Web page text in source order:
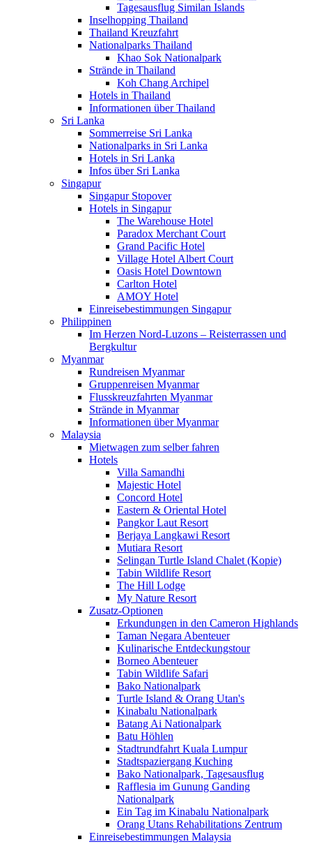
Tagesausflug Similan Islands
Inselhopping Thailand
Thailand Kreuzfahrt
Nationalparks Thailand
Khao Sok Nationalpark
Strände in Thailand
Koh Chang Archipel
Hotels in Thailand
Informationen über Thailand
Sri Lanka
Sommerreise Sri Lanka
Nationalparks in Sri Lanka
Hotels in Sri Lanka
Infos über Sri Lanka
Singapur
Singapur Stopover
Hotels in Singapur
The Warehouse Hotel
Paradox Merchant Court
Grand Pacific Hotel
Village Hotel Albert Court
Oasis Hotel Downtown
Carlton Hotel
AMOY Hotel
Einreisebestimmungen Singapur
Philippinen
Im Herzen Nord-Luzons – Reisterrassen und
Bergkultur
Myanmar
Rundreisen Myanmar
Gruppenreisen Myanmar
Flusskreuzfahrten Myanmar
Strände in Myanmar
Informationen über Myanmar
Malaysia
Mietwagen zum selber fahren
Hotels
Villa Samandhi
Majestic Hotel
Concord Hotel
Eastern & Oriental Hotel
Pangkor Laut Resort
Berjaya Langkawi Resort
Mutiara Resort
Selingan Turtle Island Chalet (Kopie)
Tabin Wildlife Resort
The Hill Lodge
My Nature Resort
Zusatz-Optionen
Erkundungen in den Cameron Highlands
Taman Negara Abenteuer
Kulinarische Entdeckungstour
Borneo Abenteuer
Tabin Wildlife Safari
Bako Nationalpark
Turtle Island & Orang Utan's
Kinabalu Nationalpark
Batang Ai Nationalpark
Batu Höhlen
Stadtrundfahrt Kuala Lumpur
Stadtspaziergang Kuching
Bako Nationalpark, Tagesausflug
Rafflesia im Gunung Ganding
Nationalpark
Ein Tag im Kinabalu Nationalpark
Orang Utans Rehabilitations Zentrum
Einreisebestimmungen Malaysia